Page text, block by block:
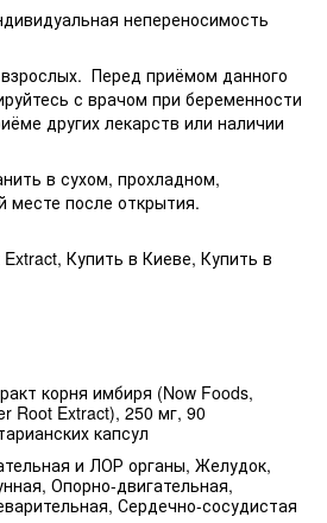
непереносимость
Перед приёмом данного
с врачом при беременности
других лекарств или наличии
в сухом, прохладном,
месте после открытия.
Купить в Киеве, Купить в
корня имбиря (Now Foods,
Root Extract), 250 мг, 90
капсул
и ЛОР органы, Желудок,
Опорно-двигательная,
Сердечно-сосудистая